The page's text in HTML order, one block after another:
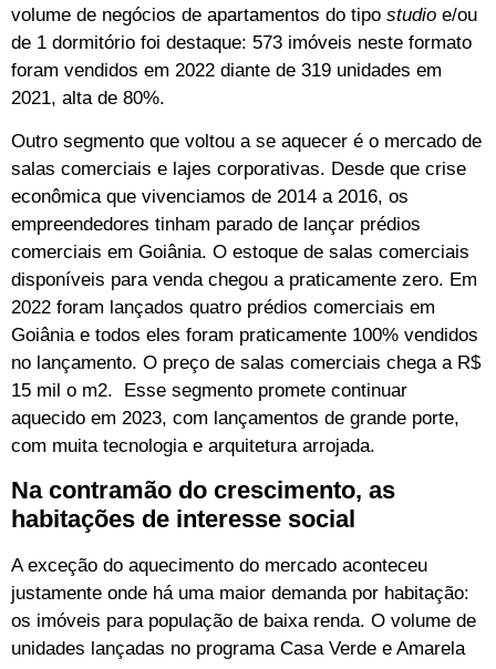
volume de negócios de apartamentos do tipo studio e/ou
de 1 dormitório foi destaque: 573 imóveis neste formato
foram vendidos em 2022 diante de 319 unidades em
2021, alta de 80%.
Outro segmento que voltou a se aquecer é o mercado de
salas comerciais e lajes corporativas. Desde que crise
econômica que vivenciamos de 2014 a 2016, os
empreendedores tinham parado de lançar prédios
comerciais em Goiânia. O estoque de salas comerciais
disponíveis para venda chegou a praticamente zero. Em
2022 foram lançados quatro prédios comerciais em
Goiânia e todos eles foram praticamente 100% vendidos
no lançamento. O preço de salas comerciais chega a R$
15 mil o m2. Esse segmento promete continuar
aquecido em 2023, com lançamentos de grande porte,
com muita tecnologia e arquitetura arrojada.
Na contramão do crescimento, as
habitações de interesse social
A exceção do aquecimento do mercado aconteceu
justamente onde há uma maior demanda por habitação:
os imóveis para população de baixa renda. O volume de
unidades lançadas no programa Casa Verde e Amarela